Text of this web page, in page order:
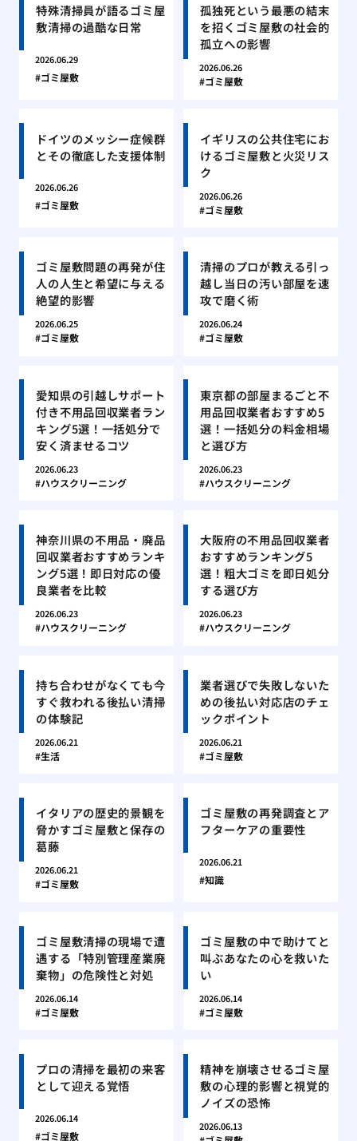
特殊清掃員が語るゴミ屋
敷清掃の過酷な日常
2026.06.29
ゴミ屋敷
孤独死という最悪の結末
を招くゴミ屋敷の社会的
孤立への影響
2026.06.26
ゴミ屋敷
ドイツのメッシー症候群
とその徹底した支援体制
2026.06.26
ゴミ屋敷
イギリスの公共住宅にお
けるゴミ屋敷と火災リス
ク
2026.06.26
ゴミ屋敷
ゴミ屋敷問題の再発が住
人の人生と希望に与える
絶望的影響
2026.06.25
ゴミ屋敷
清掃のプロが教える引っ
越し当日の汚い部屋を速
攻で磨く術
2026.06.24
ゴミ屋敷
愛知県の引越しサポート
付き不用品回収業者ラン
キング5選！一括処分で
安く済ませるコツ
2026.06.23
ハウスクリーニング
東京都の部屋まるごと不
用品回収業者おすすめ5
選！一括処分の料金相場
と選び方
2026.06.23
ハウスクリーニング
神奈川県の不用品・廃品
回収業者おすすめランキ
ング5選！即日対応の優
良業者を比較
2026.06.23
ハウスクリーニング
大阪府の不用品回収業者
おすすめランキング5
選！粗大ゴミを即日処分
する選び方
2026.06.23
ハウスクリーニング
持ち合わせがなくても今
すぐ救われる後払い清掃
の体験記
2026.06.21
生活
業者選びで失敗しないた
めの後払い対応店のチェ
ックポイント
2026.06.21
ゴミ屋敷
イタリアの歴史的景観を
脅かすゴミ屋敷と保存の
葛藤
2026.06.21
ゴミ屋敷
ゴミ屋敷の再発調査とア
フターケアの重要性
2026.06.21
知識
ゴミ屋敷清掃の現場で遭
遇する「特別管理産業廃
棄物」の危険性と対処
2026.06.14
ゴミ屋敷
ゴミ屋敷の中で助けてと
叫ぶあなたの心を救いた
い
2026.06.14
ゴミ屋敷
プロの清掃を最初の来客
として迎える覚悟
2026.06.14
ゴミ屋敷
精神を崩壊させるゴミ屋
敷の心理的影響と視覚的
ノイズの恐怖
2026.06.13